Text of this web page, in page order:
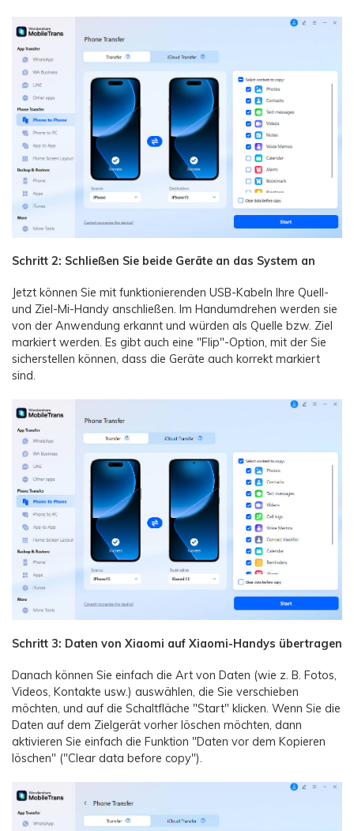
Schritt 2: Schließen Sie beide Geräte an das System an
Jetzt können Sie mit funktionierenden USB-Kabeln Ihre Quell-
und Ziel-Mi-Handy anschließen. Im Handumdrehen werden sie
von der Anwendung erkannt und würden als Quelle bzw. Ziel
markiert werden. Es gibt auch eine "Flip"-Option, mit der Sie
sicherstellen können, dass die Geräte auch korrekt markiert
sind.
Schritt 3: Daten von Xiaomi auf Xiaomi-Handys übertragen
Danach können Sie einfach die Art von Daten (wie z. B. Fotos,
Videos, Kontakte usw.) auswählen, die Sie verschieben
möchten, und auf die Schaltfläche "Start" klicken. Wenn Sie die
Daten auf dem Zielgerät vorher löschen möchten, dann
aktivieren Sie einfach die Funktion "Daten vor dem Kopieren
löschen" ("Clear data before copy").